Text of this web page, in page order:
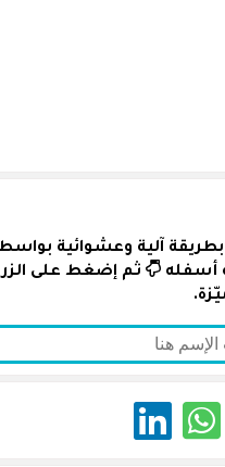
آلية وعشوائية
أسفله
ثم إضغط على الزر